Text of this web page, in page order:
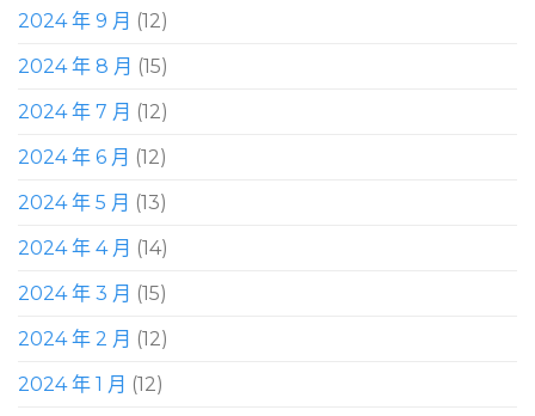
2024 年 9 月 (12)
2024 年 8 月 (15)
2024 年 7 月 (12)
2024 年 6 月 (12)
2024 年 5 月 (13)
2024 年 4 月 (14)
2024 年 3 月 (15)
2024 年 2 月 (12)
2024 年 1 月 (12)